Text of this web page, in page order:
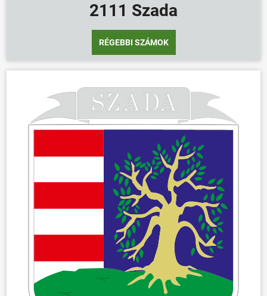
ÖNKORMÁNYZAT
ÜGYINTÉZÉS
KÖZÖSSÉG
HÍREK
VÁLASZTÁSOK
2111 Szada
RÉGEBBI SZÁMOK